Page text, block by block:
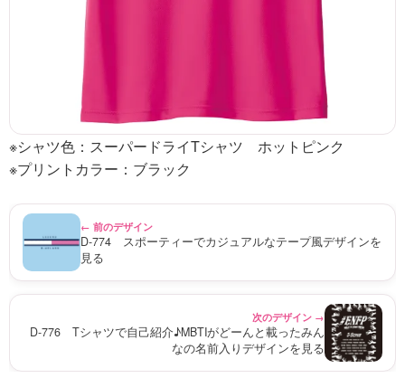
※シャツ色：スーパードライTシャツ ホットピンク
※プリントカラー：ブラック
← 前のデザイン
D-774 スポーティーでカジュアルなテープ風デザインを
見る
次のデザイン →
D-776 Tシャツで自己紹介♪MBTIがどーんと載ったみん
なの名前入りデザインを見る